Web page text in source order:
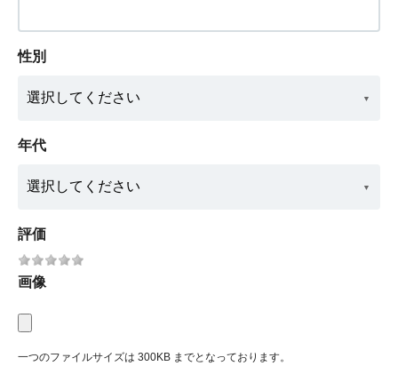
性別
年代
評価
画像
一つのファイルサイズは 300KB までとなっております。